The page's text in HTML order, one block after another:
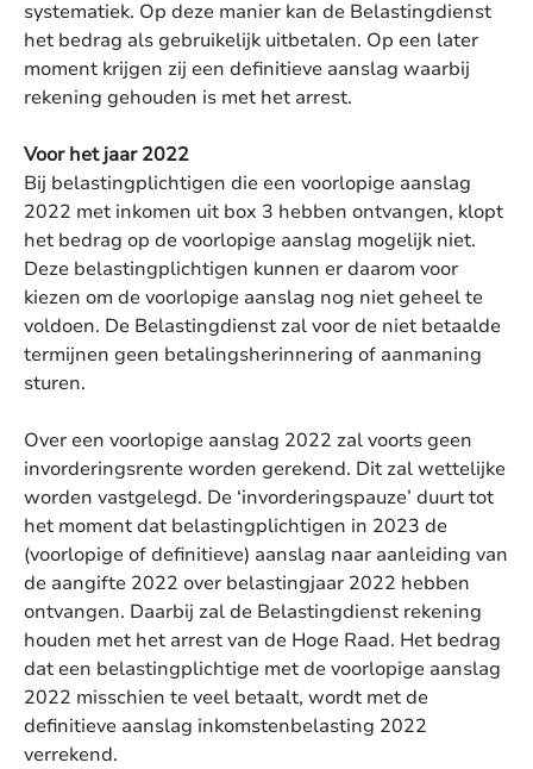
systematiek. Op deze manier kan de Belastingdienst
het bedrag als gebruikelijk uitbetalen. Op een later
moment krijgen zij een definitieve aanslag waarbij
rekening gehouden is met het arrest.
Voor het jaar 2022
Bij belastingplichtigen die een voorlopige aanslag
2022 met inkomen uit box 3 hebben ontvangen, klopt
het bedrag op de voorlopige aanslag mogelijk niet.
Deze belastingplichtigen kunnen er daarom voor
kiezen om de voorlopige aanslag nog niet geheel te
voldoen. De Belastingdienst zal voor de niet betaalde
termijnen geen betalingsherinnering of aanmaning
sturen.
Over een voorlopige aanslag 2022 zal voorts geen
invorderingsrente worden gerekend. Dit zal wettelijke
worden vastgelegd. De ‘invorderingspauze’ duurt tot
het moment dat belastingplichtigen in 2023 de
(voorlopige of definitieve) aanslag naar aanleiding van
de aangifte 2022 over belastingjaar 2022 hebben
ontvangen. Daarbij zal de Belastingdienst rekening
houden met het arrest van de Hoge Raad. Het bedrag
dat een belastingplichtige met de voorlopige aanslag
2022 misschien te veel betaalt, wordt met de
definitieve aanslag inkomstenbelasting 2022
verrekend.